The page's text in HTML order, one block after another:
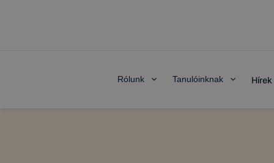
Rólunk Tanulóinknak Hírek
következő
➢
Ezek a